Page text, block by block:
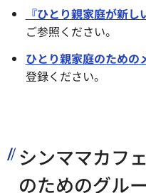
『ひとり親家庭が新
ご参照ください。
ひとり親家庭のための
登録ください。
シンママカフ
のためのグル